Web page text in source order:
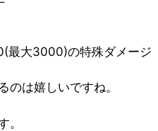
最大3000)の特殊ダメージ
のは嬉しいですね。
。